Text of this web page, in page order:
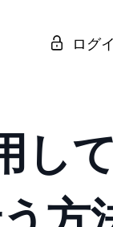
ログ